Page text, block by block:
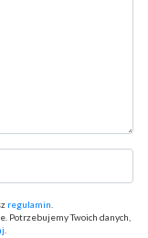
regulamin
Potrzebujemy Twoich danych,